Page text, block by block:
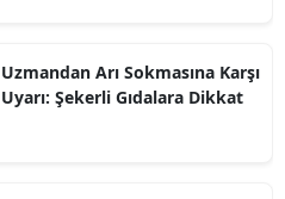
Uzmandan Arı Sokmasına Karşı
Uyarı: Şekerli Gıdalara Dikkat